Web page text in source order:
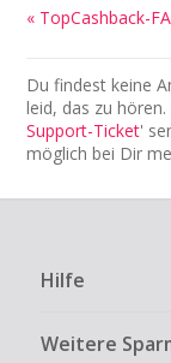
« TopCashback-
Du findest keine
leid, das zu
Support-Ticket'
möglich bei Dir
Hilfe
Weitere